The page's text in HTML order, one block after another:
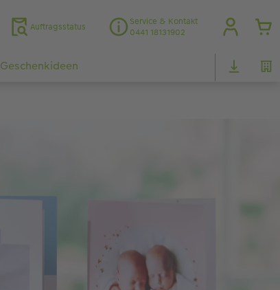
Auftragsstatus
Service & Kontakt
0441 18131902
Geschenkideen